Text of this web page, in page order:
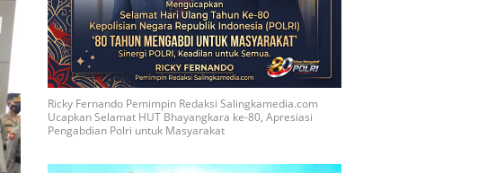
Ricky Fernando Pemimpin Redaksi Salingkamedia.com
Ucapkan Selamat HUT Bhayangkara ke-80, Apresiasi
Pengabdian Polri untuk Masyarakat